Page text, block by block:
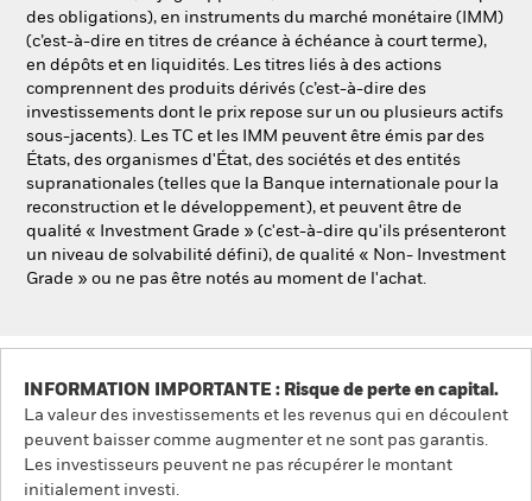
des obligations), en instruments du marché monétaire (IMM)
(c’est-à-dire en titres de créance à échéance à court terme),
en dépôts et en liquidités. Les titres liés à des actions
comprennent des produits dérivés (c’est-à-dire des
investissements dont le prix repose sur un ou plusieurs actifs
sous-jacents). Les TC et les IMM peuvent être émis par des
États, des organismes d'État, des sociétés et des entités
supranationales (telles que la Banque internationale pour la
reconstruction et le développement), et peuvent être de
qualité « Investment Grade » (c'est-à-dire qu'ils présenteront
un niveau de solvabilité défini), de qualité « Non- Investment
Grade » ou ne pas être notés au moment de l'achat.
INFORMATION IMPORTANTE : Risque de perte en capital.
La valeur des investissements et les revenus qui en découlent
peuvent baisser comme augmenter et ne sont pas garantis.
Les investisseurs peuvent ne pas récupérer le montant
initialement investi.